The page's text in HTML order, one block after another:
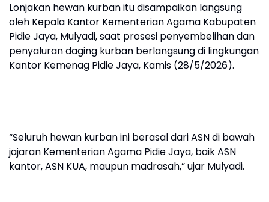
Lonjakan hewan kurban itu disampaikan langsung
oleh Kepala Kantor Kementerian Agama Kabupaten
Pidie Jaya, Mulyadi, saat prosesi penyembelihan dan
penyaluran daging kurban berlangsung di lingkungan
Kantor Kemenag Pidie Jaya, Kamis (28/5/2026).
“Seluruh hewan kurban ini berasal dari ASN di bawah
jajaran Kementerian Agama Pidie Jaya, baik ASN
kantor, ASN KUA, maupun madrasah,” ujar Mulyadi.